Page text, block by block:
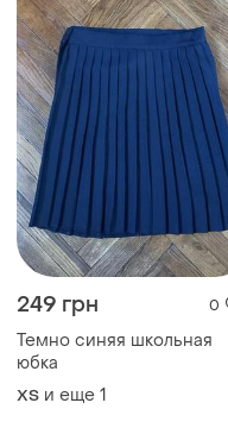
249 грн 0
Темно синяя школьная
юбка
ХS и еще 1